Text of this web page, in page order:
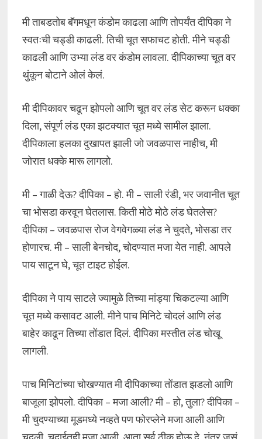
मी ताबडतोब बॅगमधून कंडोम काढला आणि तोपर्यंत दीपिका ने
स्वतःची चड्डी काढली. तिची चूत सफाचट होती. मीने चड्डी
काढली आणि उभ्या लंड वर कंडोम लावला. दीपिकाच्या चूत वर
थुंकून बोटाने ओलं केलं.
मी दीपिकावर चढून झोपलो आणि चूत वर लंड सेट करून धक्का
दिला, संपूर्ण लंड एका झटक्यात चूत मध्ये सामील झाला.
दीपिकाला हलका दुखापत झाली जो जवळपास नाहीच, मी
जोरात धक्के मारू लागलो.
मी – गाळी देऊ? दीपिका – हो. मी – साली रंडी, भर जवानीत चूत
चा भोसडा करवून घेतलास. किती मोठे मोठे लंड घेतलेस?
दीपिका – जवळपास रोज वेगवेगळ्या लंड ने चुदते, भोसडा तर
होणारच. मी – साली बेनचोद, चोदण्यात मजा येत नाही. आपले
पाय साटून घे, चूत टाइट होईल.
दीपिका ने पाय साटले ज्यामुळे तिच्या मांड्या चिकटल्या आणि
चूत मध्ये कसावट आली. मीने पाच मिनिटे चोदलं आणि लंड
बाहेर काढून तिच्या तोंडात दिलं. दीपिका मस्तीत लंड चोखू
लागली.
पाच मिनिटांच्या चोखण्यात मी दीपिकाच्या तोंडात झडलो आणि
बाजूला झोपलो. दीपिका – मजा आली? मी – हो, तुला? दीपिका –
मी चुदण्याच्या मूडमध्ये नव्हते पण फोरप्लेने मजा आली आणि